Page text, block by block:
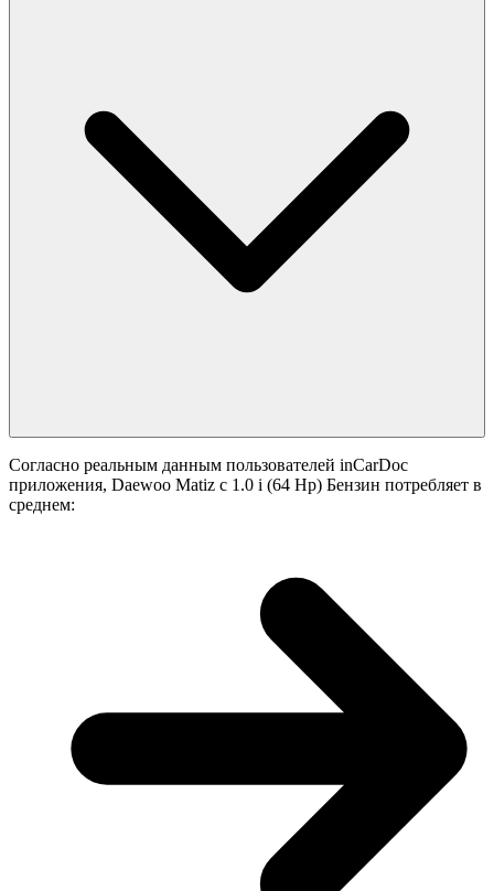
Согласно реальным данным пользователей inCarDoc
приложения, Daewoo Matiz с 1.0 i (64 Hp) Бензин потребляет в
среднем: